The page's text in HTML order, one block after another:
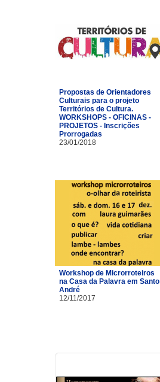
Propostas de Orientadores
Culturais para o projeto
Territórios de Cultura.
WORKSHOPS - OFICINAS -
PROJETOS - Inscrições
Prorrogadas
23/01/2018
Workshop de Microrroteiros
na Casa da Palavra em Santo
André
12/11/2017